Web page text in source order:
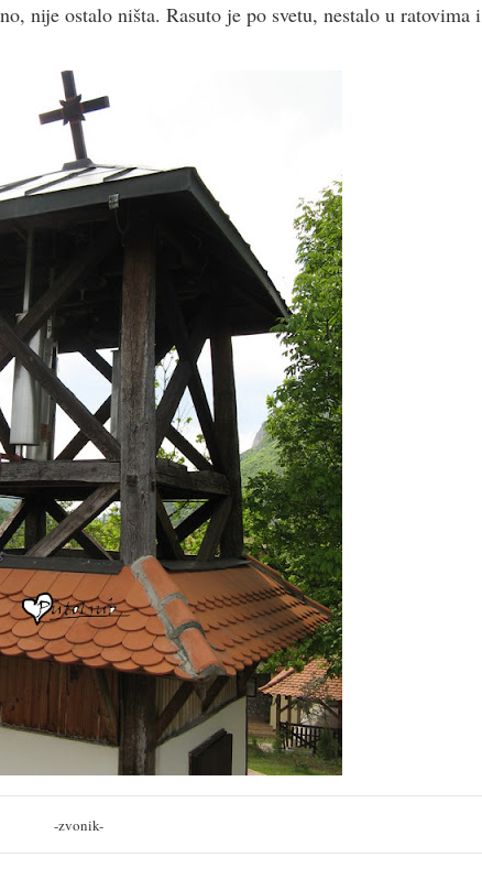
nije ostalo ništa. Rasuto je po svetu, nestalo u ratovima i
-zvonik-